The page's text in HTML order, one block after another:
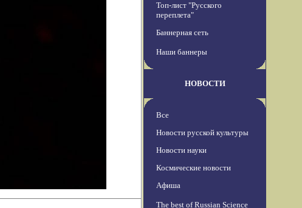
Топ-лист "Русского
переплета"
Баннерная сеть
Наши баннеры
НОВОСТИ
Все
Новости русской культуры
Новости науки
Космические новости
Афиша
The best of Russian Science